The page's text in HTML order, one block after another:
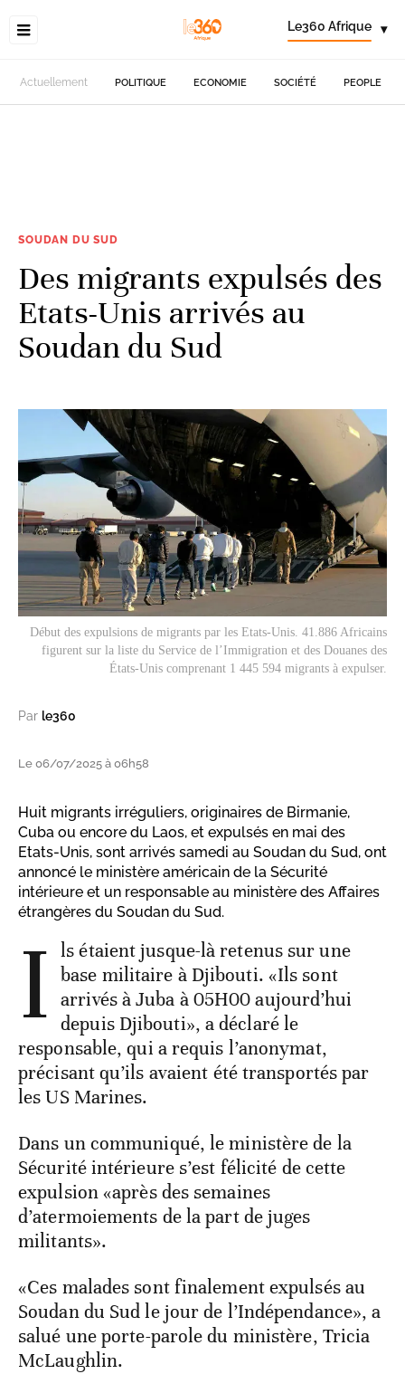
Le360 Afrique ▾
Actuellement POLITIQUE ECONOMIE SOCIÉTÉ PEOPLE
SOUDAN DU SUD
Des migrants expulsés des
Etats-Unis arrivés au
Soudan du Sud
Début des expulsions de migrants par les Etats-Unis. 41.886 Africains
figurent sur la liste du Service de l’Immigration et des Douanes des
États-Unis comprenant 1 445 594 migrants à expulser.
Par le360
Le 06/07/2025 à 06h58
Huit migrants irréguliers, originaires de Birmanie,
Cuba ou encore du Laos, et expulsés en mai des
Etats-Unis, sont arrivés samedi au Soudan du Sud, ont
annoncé le ministère américain de la Sécurité
intérieure et un responsable au ministère des Affaires
étrangères du Soudan du Sud.
I ls étaient jusque-là retenus sur une
base militaire à Djibouti. «Ils sont
arrivés à Juba à 05H00 aujourd’hui
depuis Djibouti», a déclaré le
responsable, qui a requis l’anonymat,
précisant qu’ils avaient été transportés par
les US Marines.
Dans un communiqué, le ministère de la
Sécurité intérieure s’est félicité de cette
expulsion «après des semaines
d’atermoiements de la part de juges
militants».
«Ces malades sont finalement expulsés au
Soudan du Sud le jour de l’Indépendance», a
salué une porte-parole du ministère, Tricia
McLaughlin.